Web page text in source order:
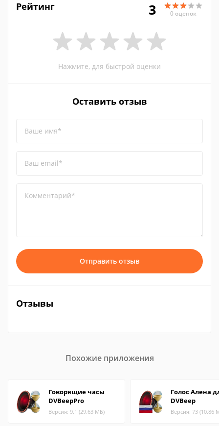
Рейтинг 3 0 оценок
Нажмите, для быстрой оценки
Оставить отзыв
Ваше имя*
Ваш email*
Комментарий*
Отправить отзыв
Отзывы
Похожие приложения
Говорящие часы
DVBeepPro
Версия: 9.1 (29.63 МБ)
Голос Алена
DVBeep
Версия: 73 (10.86